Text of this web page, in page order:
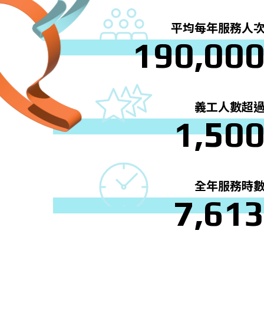
平均每年服務人
190,00
義工人數超
1,50
全年服務時
7,61